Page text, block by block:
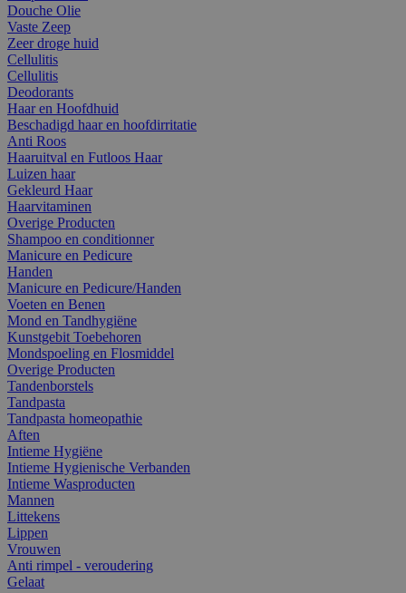
Douche Olie
Vaste Zeep
Zeer droge huid
Cellulitis
Cellulitis
Deodorants
Haar en Hoofdhuid
Beschadigd haar en hoofdirritatie
Anti Roos
Haaruitval en Futloos Haar
Luizen haar
Gekleurd Haar
Haarvitaminen
Overige Producten
Shampoo en conditionner
Manicure en Pedicure
Handen
Manicure en Pedicure/Handen
Voeten en Benen
Mond en Tandhygiëne
Kunstgebit Toebehoren
Mondspoeling en Flosmiddel
Overige Producten
Tandenborstels
Tandpasta
Tandpasta homeopathie
Aften
Intieme Hygiëne
Intieme Hygienische Verbanden
Intieme Wasproducten
Mannen
Littekens
Lippen
Vrouwen
Anti rimpel - veroudering
Gelaat